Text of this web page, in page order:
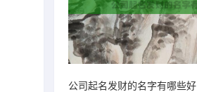
公司起名发财的名字有哪些好